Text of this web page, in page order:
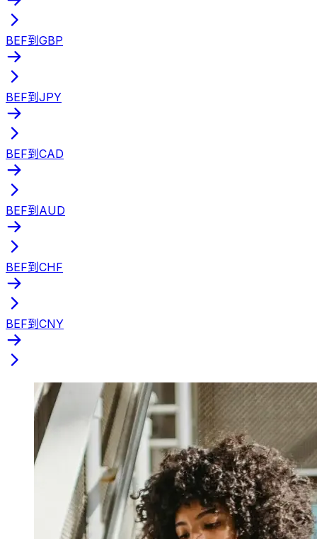
BEF到GBP
BEF到JPY
BEF到CAD
BEF到AUD
BEF到CHF
BEF到CNY